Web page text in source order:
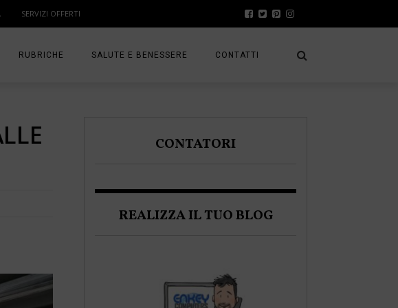
SERVIZI OFFERTI
RUBRICHE
ANGOLO LETTURA
TI PRESENTO UNA BLOGGER
SALUTE E BENESSERE CONTATTI
CONTATORI
REALIZZA IL TUO BLOG